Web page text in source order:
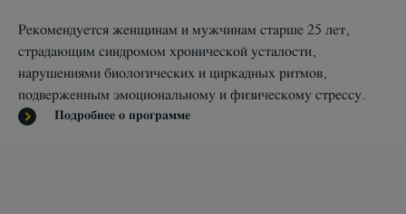
Рекомендуется женщинам и мужчинам старше 25 лет,
страдающим синдромом хронической усталости,
нарушениями биологических и циркадных ритмов,
подверженным эмоциональному и физическому стрессу.
Подробнее о программе